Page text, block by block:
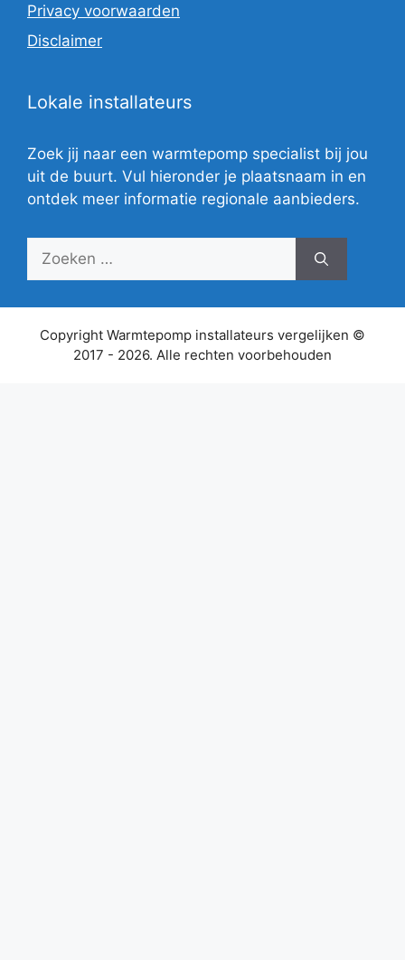
Privacy voorwaarden
Disclaimer
Lokale installateurs
Zoek jij naar een warmtepomp specialist bij jou
uit de buurt. Vul hieronder je plaatsnaam in en
ontdek meer informatie regionale aanbieders.
Zoek
Copyright Warmtepomp installateurs vergelijken ©
2017 - 2026. Alle rechten voorbehouden